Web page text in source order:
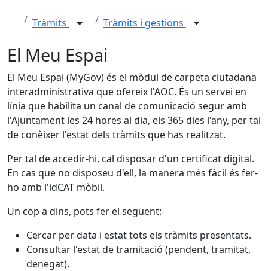
Tràmits Tràmits i gestions
El Meu Espai
El Meu Espai (MyGov) és el mòdul de carpeta ciutadana
interadministrativa que ofereix l'AOC. És un servei en
línia que habilita un canal de comunicació segur amb
l'Ajuntament les 24 hores al dia, els 365 dies l'any, per tal
de conèixer l'estat dels tràmits que has realitzat.
Per tal de accedir-hi, cal disposar d'un certificat digital.
En cas que no disposeu d'ell, la manera més fàcil és fer-
ho amb l'idCAT mòbil.
Un cop a dins, pots fer el següent:
Cercar per data i estat tots els tràmits presentats.
Consultar l'estat de tramitació (pendent, tramitat,
denegat).